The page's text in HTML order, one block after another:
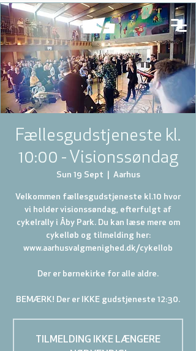
Fællesgudstjeneste kl.
10:00 - Visionssøndag
Sun 19 Sept Aarhus
Velkommen fællesgudstjeneste kl.10 hvor
vi holder visionssøndag, efterfulgt af
cykelrally i Åby Park. Du kan læse mere om
cykelløb og tilmelding her:
www.aarhusvalgmenighed.dk/cykellob
Der er børnekirke for alle aldre.
BEMÆRK! Der er IKKE gudstjeneste 12:30.
TILMELDING IKKE LÆNGERE